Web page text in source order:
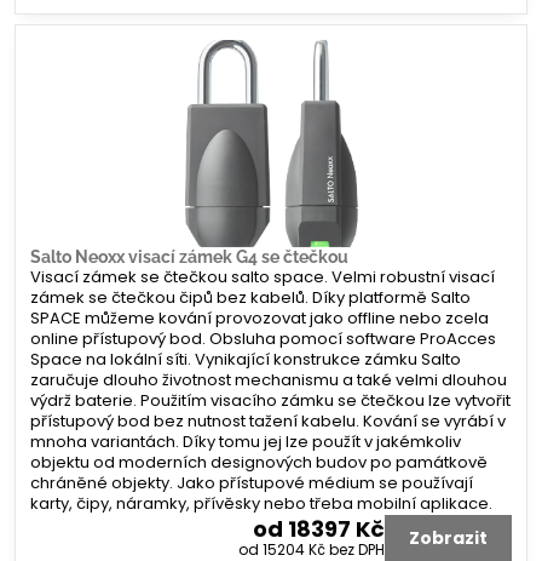
Salto Neoxx visací zámek G4 se čtečkou
Visací zámek se čtečkou salto space. Velmi robustní visací
zámek se čtečkou čipů bez kabelů. Díky platformě Salto
SPACE můžeme kování provozovat jako offline nebo zcela
online přístupový bod. Obsluha pomocí software ProAcces
Space na lokální síti. Vynikající konstrukce zámku Salto
zaručuje dlouho životnost mechanismu a také velmi dlouhou
výdrž baterie. Použitím visacího zámku se čtečkou lze vytvořit
přístupový bod bez nutnost tažení kabelu. Kování se vyrábí v
mnoha variantách. Díky tomu jej lze použít v jakémkoliv
objektu od moderních designových budov po památkově
chráněné objekty. Jako přístupové médium se používají
karty, čipy, náramky, přívěsky nebo třeba mobilní aplikace.
od 18397 Kč
od 15204 Kčbez DPH Zobrazit